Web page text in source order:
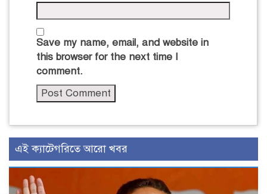
Save my name, email, and website in
this browser for the next time I
comment.
এই ক্যাটেগরিতে আরো খবর